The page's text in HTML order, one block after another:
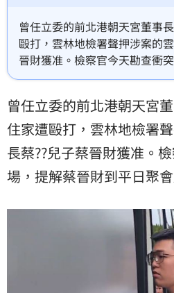
曾任立委的前北港朝天宮董事
毆打，雲林地檢署聲押涉案的
晉財獲准。檢察官今天勘查衝
日聚會所勘查。
曾任立委的前北港朝天宮
住家遭毆打，雲林地檢署
長蔡??兒子蔡晉財獲准。
場，提解蔡晉財到平日聚